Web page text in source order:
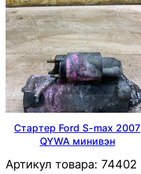
Стартер Ford S-max 2007
QYWA минивэн
Артикул товара: 74402